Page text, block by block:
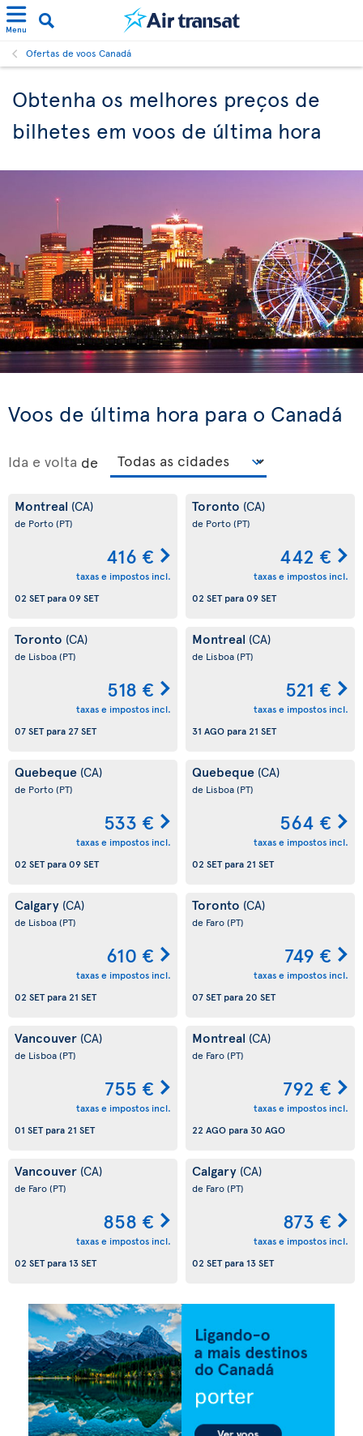
Menu
Ofertas de voos Canadá
Obtenha os melhores preços de
bilhetes em voos de última hora
Voos de última hora para o Canadá
Ida e volta de
Montreal (CA)
de Porto(PT)
416 €
taxas e impostos incl.
02 SETpara09 SET
Toronto (CA)
de Porto(PT)
442 €
taxas e impostos incl.
02 SETpara09 SET
Toronto (CA)
de Lisboa(PT)
518 €
taxas e impostos incl.
07 SETpara27 SET
Montreal (CA)
de Lisboa(PT)
521 €
taxas e impostos incl.
31 AGO para21 SET
Quebeque (CA)
de Porto(PT)
533 €
taxas e impostos incl.
02 SETpara09 SET
Quebeque (CA)
de Lisboa(PT)
564 €
taxas e impostos incl.
02 SETpara21 SET
Calgary (CA)
de Lisboa(PT)
610 €
taxas e impostos incl.
02 SETpara21 SET
Toronto (CA)
de Faro(PT)
749 €
taxas e impostos incl.
07 SETpara20 SET
Vancouver (CA)
de Lisboa(PT)
755 €
taxas e impostos incl.
01 SETpara21 SET
Montreal (CA)
de Faro(PT)
792 €
taxas e impostos incl.
22 AGO para 30 AGO
Vancouver (CA)
de Faro(PT)
858 €
taxas e impostos incl.
02 SETpara 13 SET
Calgary (CA)
de Faro(PT)
873 €
taxas e impostos incl.
02 SETpara 13 SET